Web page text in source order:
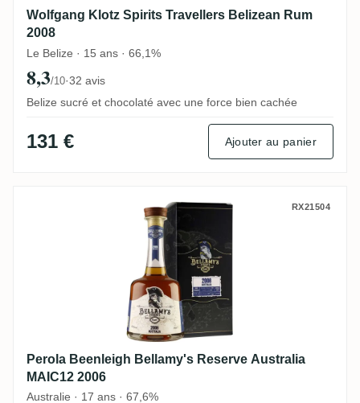
Wolfgang Klotz Spirits Travellers Belizean Rum
2008
Le Belize · 15 ans · 66,1%
8,3/10·32 avis
Belize sucré et chocolaté avec une force bien cachée
131 € Ajouter au panier
Perola Beenleigh Bellamy's ReserveRX21504
Perola Beenleigh Bellamy's Reserve Australia
MAIC12 2006
Australie · 17 ans · 67,6%